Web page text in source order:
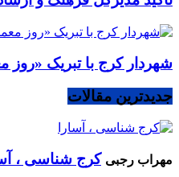
شهردار کرج با تبریک
جدیدترین مقالات
مهراب رجبی کرج شناسی ،